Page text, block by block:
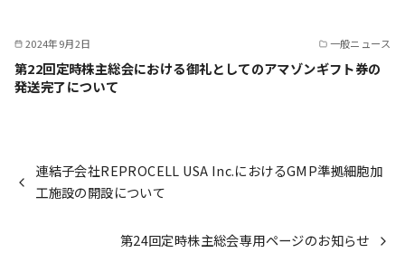
2024年9月2日 一般ニュース
第22回定時株主総会における御礼としてのアマゾンギフト券の
発送完了について
連結子会社REPROCELL USA Inc.におけるGMP準拠細胞加
工施設の開設について
第24回定時株主総会専用ページのお知らせ